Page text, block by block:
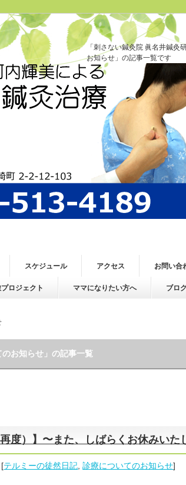
「刺さない鍼灸院 眞名井鍼灸
お知らせ」の記事一覧です
スケジュール アクセス お問い合
ロジェクト ママになりたい方へ ブロ
のお知らせ」の記事一覧
度）】〜また、しばらくお休みいた
[テルミーの徒然日記,診療についてのお知らせ]